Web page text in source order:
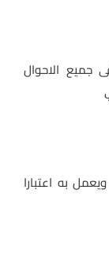
الاحوال
به اعتبارا